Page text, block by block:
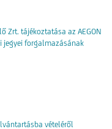
Zrt. tájékoztatása az AEGON
jegyei forgalmazásának
vételéről